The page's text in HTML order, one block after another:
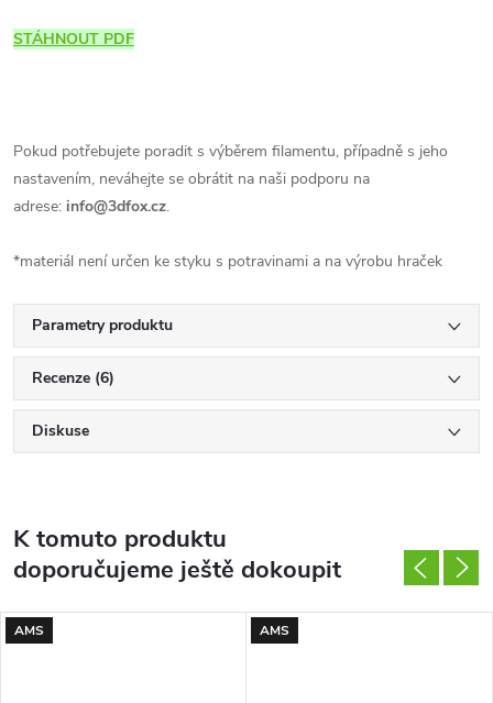
STÁHNOUT PDF
Pokud potřebujete poradit s výběrem filamentu, případně s jeho
nastavením, neváhejte se obrátit na naši podporu na
adrese: info@3dfox.cz.
*materiál není určen ke styku s potravinami a na výrobu hraček
Parametry produktu
Recenze (6)
Diskuse
K tomuto produktu
doporučujeme ještě dokoupit
AMS AMS